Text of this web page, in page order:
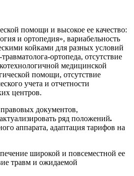
помощи и высокое ее качество:
и ортопедия», вариабельность
койками для разных условий
ортопеда, отсутствие
медицинской
помощи, отсутствие
учета и отчетности
центров.
документов,
ряд положений.
аппарата, адаптация тарифов на
широкой и повсеместной ее
травм и ожидаемой